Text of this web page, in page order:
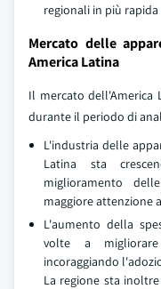
regionali in più rapida
Mercato delle
America Latina
Il mercato dell'America
durante il periodo di
L'industria delle
Latina sta
miglioramento
maggiore attenzione
L'aumento della
volte a
incoraggiando
La regione sta